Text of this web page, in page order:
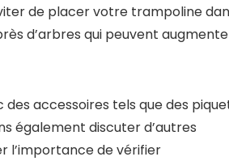
de placer votre trampoline
d’arbres qui peuvent
accessoires tels que des
également discuter d’autres
l’importance de vérifier